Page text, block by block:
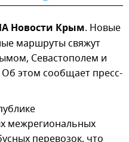
Новости Крым. Новые
маршруты свяжут
Севастополем и
этом сообщает пресс-
межрегиональных